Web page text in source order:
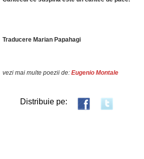
Traducere Marian Papahagi
vezi mai multe poezii de: Eugenio Montale
Distribuie pe: